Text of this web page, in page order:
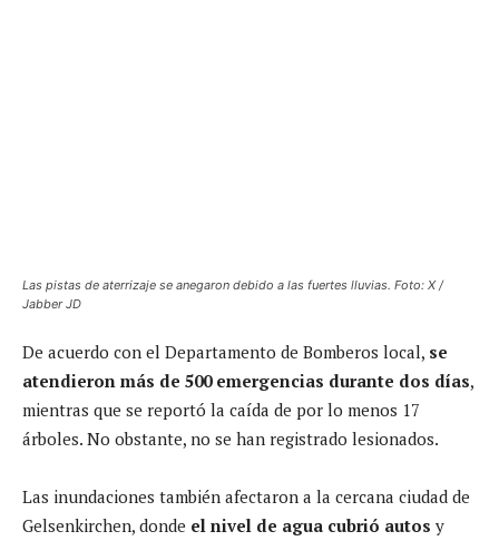
Las pistas de aterrizaje se anegaron debido a las fuertes lluvias. Foto: X /
Jabber JD
De acuerdo con el Departamento de Bomberos local, se
atendieron más de 500 emergencias durante dos días,
mientras que se reportó la caída de por lo menos 17
árboles. No obstante, no se han registrado lesionados.
Las inundaciones también afectaron a la cercana ciudad de
Gelsenkirchen, donde el nivel de agua cubrió autos y